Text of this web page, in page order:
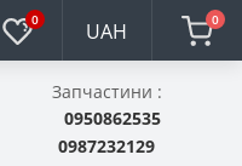
0 UAH 0
Запчастини :
0950862535
0987232129